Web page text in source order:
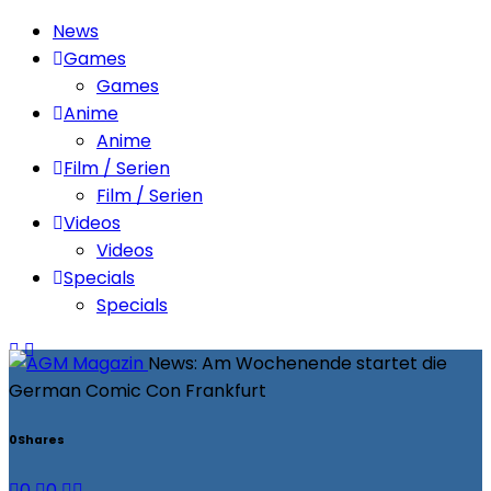
News
Games
Games
Anime
Anime
Film / Serien
Film / Serien
Videos
Videos
Specials
Specials
News: Am Wochenende startet die
German Comic Con Frankfurt
0Shares